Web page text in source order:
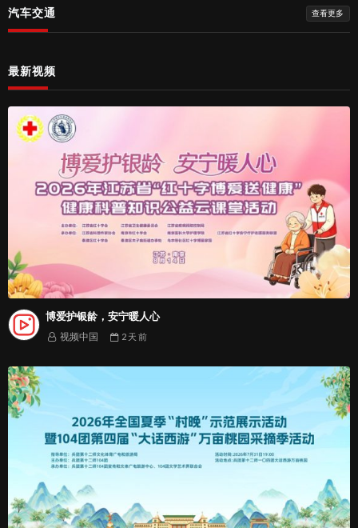
汽车交通 查看更多
最新视频
博爱护银龄，安宁暖人心
视频中国 2 天 前